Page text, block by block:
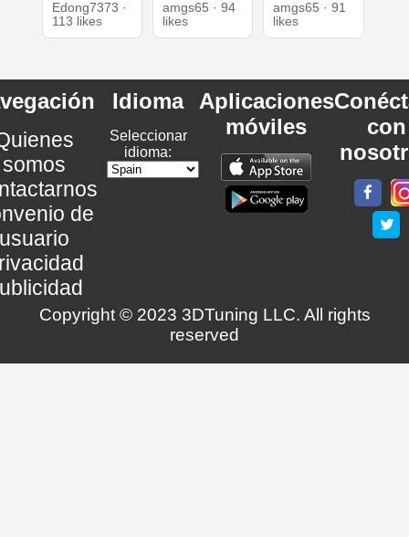
Edong7373 ·
113 likes
amgs65 · 94
likes
amgs65 · 91
likes
somos
de
Idioma
Seleccionar
idioma:
Aplicaciones
móviles
con
Copyright © 2023 3DTuning LLC. All rights
reserved